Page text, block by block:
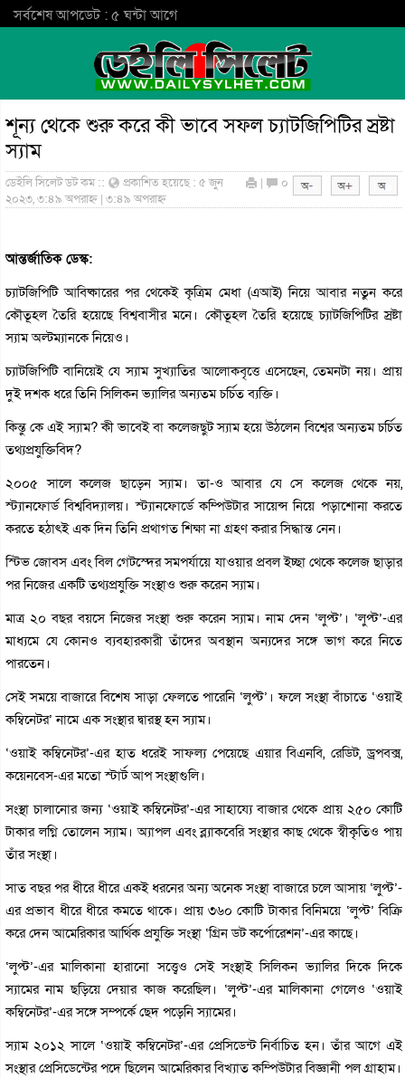
সর্বশেষ আপডেট : ৫ ঘন্টা আগে
শূন্য থেকে শুরু করে কী ভাবে সফল চ্যাটজিপিটির স্রষ্টা
স্যাম
ডেইলি সিলেট ডট কম ::
প্রকাশিত হয়েছে : ৫ জুন
২০২৩, ৩:৪৯ অপরাহ্ন | ৩:৪৯ অপরাহ্ন
| ০
আন্তর্জাতিক ডেস্ক:
চ্যাটজিপিটি আবিষ্কারের পর থেকেই কৃত্রিম মেধা (এআই) নিয়ে আবার নতুন করে
কৌতূহল তৈরি হয়েছে বিশ্ববাসীর মনে। কৌতূহল তৈরি হয়েছে চ্যাটজিপিটির স্রষ্টা
স্যাম অল্টম্যানকে নিয়েও।
চ্যাটজিপিটি বানিয়েই যে স্যাম সুখ্যাতির আলোকবৃত্তে এসেছেন, তেমনটা নয়। প্রায়
দুই দশক ধরে তিনি সিলিকন ভ্যালির অন্যতম চর্চিত ব্যক্তি।
কিন্তু কে এই স্যাম? কী ভাবেই বা কলেজছুট স্যাম হয়ে উঠলেন বিশ্বের অন্যতম চর্চিত
তথ্যপ্রযুক্তিবিদ?
২০০৫ সালে কলেজ ছাড়েন স্যাম। তা-ও আবার যে সে কলেজ থেকে নয়,
স্ট্যানফোর্ড বিশ্ববিদ্যালয়। স্ট্যানফোর্ডে কম্পিউটার সায়েন্স নিয়ে পড়াশোনা করতে
করতে হঠাৎই এক দিন তিনি প্রথাগত শিক্ষা না গ্রহণ করার সিদ্ধান্ত নেন।
স্টিভ জোবস এবং বিল গেটস্দের সমপর্যায়ে যাওয়ার প্রবল ইচ্ছা থেকে কলেজ ছাড়ার
পর নিজের একটি তথ্যপ্রযুক্তি সংস্থাও শুরু করেন স্যাম।
মাত্র ২০ বছর বয়সে নিজের সংস্থা শুরু করেন স্যাম। নাম দেন ‘লুপ্ট’। ‘লুপ্ট’-এর
মাধ্যমে যে কোনও ব্যবহারকারী তাঁদের অবস্থান অন্যদের সঙ্গে ভাগ করে নিতে
পারতেন।
সেই সময়ে বাজারে বিশেষ সাড়া ফেলতে পারেনি ‘লুপ্ট’। ফলে সংস্থা বাঁচাতে ‘ওয়াই
কম্বিনেটর’ নামে এক সংস্থার দ্বারস্থ হন স্যাম।
‘ওয়াই কম্বিনেটর’-এর হাত ধরেই সাফল্য পেয়েছে এয়ার বিএনবি, রেডিট, ড্রপবক্স,
কয়েনবেস-এর মতো স্টার্ট আপ সংস্থাগুলি।
সংস্থা চালানোর জন্য ‘ওয়াই কম্বিনেটর’-এর সাহায্যে বাজার থেকে প্রায় ২৫০ কোটি
টাকার লগ্নি তোলেন স্যাম। অ্যাপল এবং ব্ল্যাকবেরি সংস্থার কাছ থেকে স্বীকৃতিও পায়
তাঁর সংস্থা।
সাত বছর পর ধীরে ধীরে একই ধরনের অন্য অনেক সংস্থা বাজারে চলে আসায় ‘লুপ্ট’-
এর প্রভাব ধীরে ধীরে কমতে থাকে। প্রায় ৩৬০ কোটি টাকার বিনিময়ে ‘লুপ্ট’ বিক্রি
করে দেন আমেরিকার আর্থিক প্রযুক্তি সংস্থা ‘গ্রিন ডট কর্পোরেশন’-এর কাছে।
‘লুপ্ট’-এর মালিকানা হারানো সত্ত্বেও সেই সংস্থাই সিলিকন ভ্যালির দিকে দিকে
স্যামের নাম ছড়িয়ে দেয়ার কাজ করেছিল। ‘লুপ্ট’-এর মালিকানা গেলেও ‘ওয়াই
কম্বিনেটর’-এর সঙ্গে সম্পর্কে ছেদ পড়েনি স্যামের।
স্যাম ২০১২ সালে ‘ওয়াই কম্বিনেটর’-এর প্রেসিডেন্ট নির্বাচিত হন। তাঁর আগে এই
সংস্থার প্রেসিডেন্টের পদে ছিলেন আমেরিকার বিখ্যাত কম্পিউটার বিজ্ঞানী পল গ্রাহাম।